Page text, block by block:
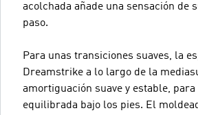
acolchada añade una sensación de
paso.
Para unas transiciones suaves, la
Dreamstrike a lo largo de la
amortiguación suave y estable,
equilibrada bajo los pies. El